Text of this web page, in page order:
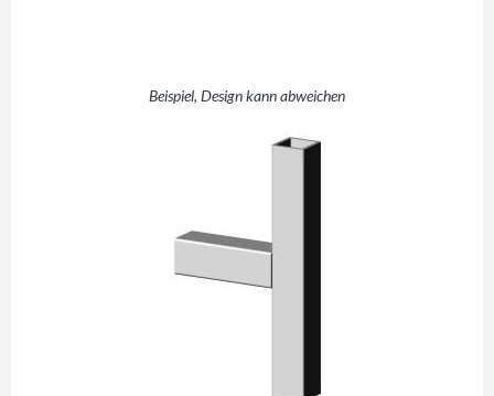
Beispiel, Design kann abweichen